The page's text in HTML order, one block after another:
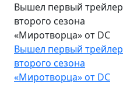
Вышел первый трейлер
второго сезона
«Миротворца» от DC
Вышел первый трейлер
второго сезона
«Миротворца» от DC